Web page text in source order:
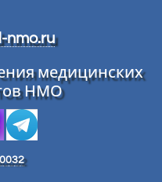
nmo.ru
медицинских
НМО